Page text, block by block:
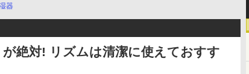
器
絶対! リズムは清潔に使えておすす